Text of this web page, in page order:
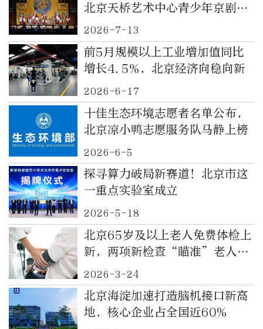
北京天桥艺术中心青少年京剧团
宣布成立
2026-7-13
前5月规模以上工业增加值同比
增长4.5%，北京经济向稳向新
2026-6-17
十佳生态环境志愿者名单公布，
北京凉小鸭志愿服务队马静上榜
2026-6-5
探寻算力破局新赛道！北京市这
一重点实验室成立
2026-5-18
北京65岁及以上老人免费体检上
新，两项新检查“瞄准”老人多
发病
2026-3-24
北京海淀加速打造脑机接口新高
地，核心企业占全国近60%